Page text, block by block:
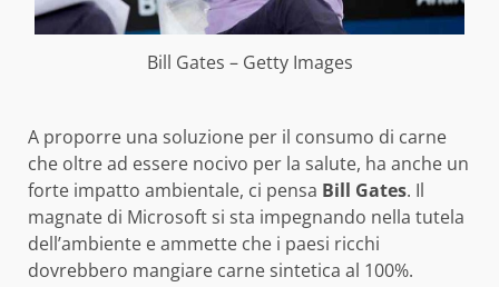
Bill Gates – Getty Images
A proporre una soluzione per il consumo di carne
che oltre ad essere nocivo per la salute, ha anche un
forte impatto ambientale, ci pensa Bill Gates. Il
magnate di Microsoft si sta impegnando nella tutela
dell’ambiente e ammette che i paesi ricchi
dovrebbero mangiare carne sintetica al 100%.